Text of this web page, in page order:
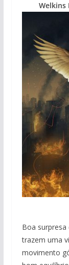
Welkins
Boa
trazem uma
movimento